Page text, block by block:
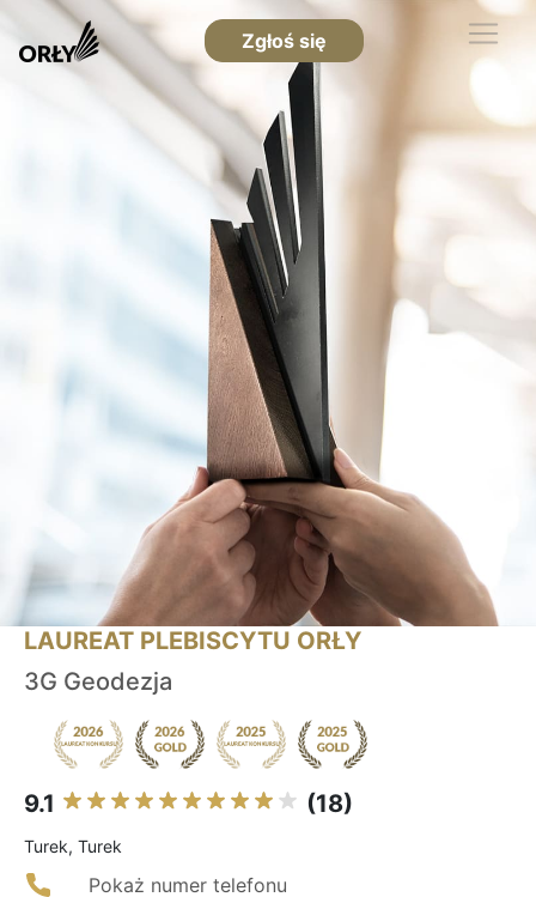
Zgłoś się
LAUREAT PLEBISCYTU ORŁY
3G Geodezja
9.1 (18)
Turek, Turek
Pokaż numer telefonu